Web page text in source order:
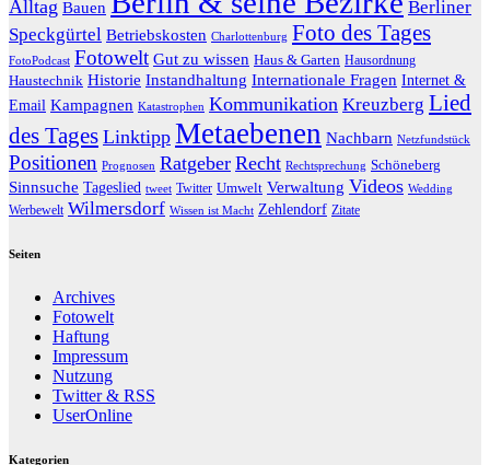
Alltag Bauen
Berliner
Speckgürtel Betriebskosten Charlottenburg Foto des Tages
FotoPodcast Fotowelt Gut zu wissen Haus & Garten Hausordnung
Haustechnik Historie Instandhaltung Internationale Fragen Internet &
Email Kampagnen Katastrophen Kommunikation Kreuzberg Lied
des Tages Linktipp Metaebenen Nachbarn Netzfundstück
Positionen Prognosen Ratgeber Recht Rechtsprechung Schöneberg
Sinnsuche Tageslied tweet Twitter Umwelt Verwaltung Videos Wedding
Werbewelt Wilmersdorf Wissen ist Macht Zehlendorf Zitate
Seiten
Archives
Fotowelt
Haftung
Impressum
Nutzung
Twitter & RSS
UserOnline
Kategorien